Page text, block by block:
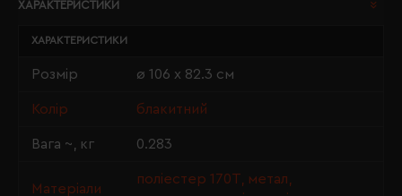
ХАРАКТЕРИСТИКИ
ХАРАКТЕРИСТИКИ
Розмір ø 106 х 82.3 см
Колір блакитний
Вага ~, кг 0.283
Матеріали
поліестер 170T, метал,